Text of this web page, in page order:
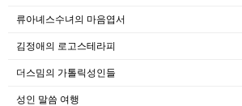
류아녜스수녀의 마음엽서
김정애의 로고스테라피
더스밈의 가톨릭성인들
성인 말씀 여행